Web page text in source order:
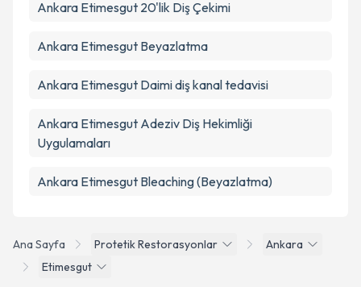
Ana Sayfa Protetik Restorasyonlar
Ankara
Etimesgut
Ankara Etimesgut 20'lik Diş Çekimi
Ankara Etimesgut Beyazlatma
Ankara Etimesgut Daimi diş kanal tedavisi
Ankara Etimesgut Adeziv Diş Hekimliği
Uygulamaları
Ankara Etimesgut Bleaching (Beyazlatma)